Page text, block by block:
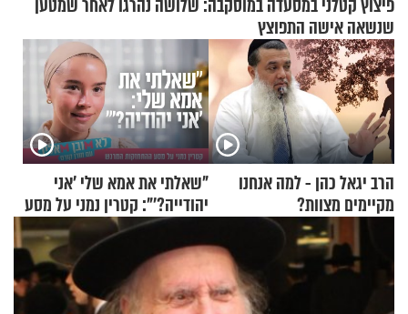
פיצוץ קטלני במסעדה במוסקבה: שלושה נהרגו לאחר שמטען
שנשאה אישה התפוצץ
הרב יגאל כהן - למה אנחנו
מקיימים מצוות?
"שאלתי את אמא שלי 'אני
יהודייה?'": קטרין נמני על מסע
ההתחזקות המרגש